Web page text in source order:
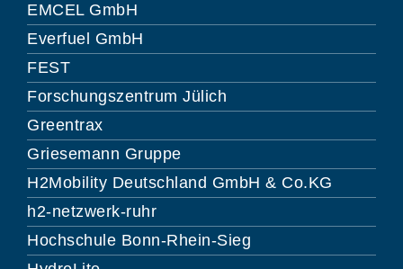
EMCEL GmbH
Everfuel GmbH
FEST
Forschungszentrum Jülich
Greentrax
Griesemann Gruppe
H2Mobility Deutschland GmbH & Co.KG
h2-netzwerk-ruhr
Hochschule Bonn-Rhein-Sieg